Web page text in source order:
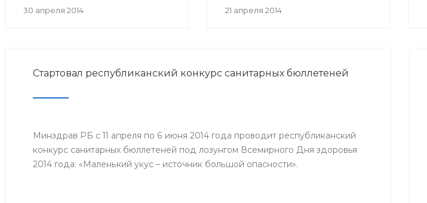
30 апреля 2014 21 апреля 2014
Стартовал республиканский конкурс санитарных бюллетеней
Минздрав РБ с 11 апреля по 6 июня 2014 года проводит республиканский
конкурс санитарных бюллетеней под лозунгом Всемирного Дня здоровья
2014 года: «Маленький укус – источник большой опасности».